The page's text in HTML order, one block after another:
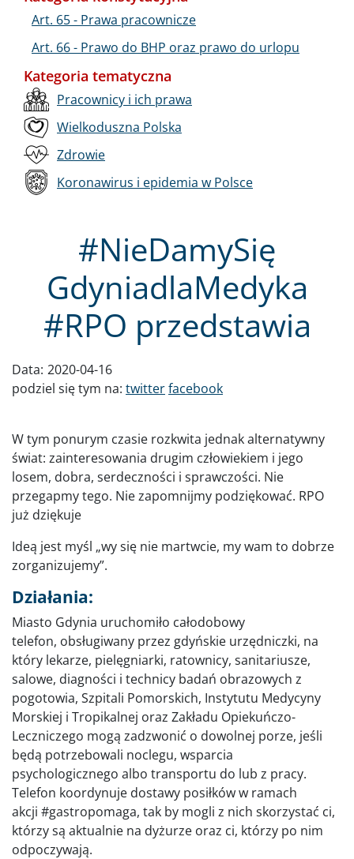
#NieDamySię
GdyniadlaMedyka
#RPO przedstawia
Data: 2020-04-16
podziel się tym na: twitterfacebook
W tym ponurym czasie rozkwita jednak alternatywny
świat: zainteresowania drugim człowiekiem i jego
losem, dobra, serdeczności i sprawczości. Nie
przegapmy tego. Nie zapomnijmy podziękować. RPO
już dziękuje
Ideą jest myśl „wy się nie martwcie, my wam to dobrze
zorganizujemy”.
Działania:
Miasto Gdynia uruchomiło całodobowy
telefon, obsługiwany przez gdyńskie urzędniczki, na
który lekarze, pielęgniarki, ratownicy, sanitariusze,
salowe, diagności i technicy badań obrazowych z
pogotowia, Szpitali Pomorskich, Instytutu Medycyny
Morskiej i Tropikalnej oraz Zakładu Opiekuńczo-
Leczniczego mogą zadzwonić o dowolnej porze, jeśli
będą potrzebowali noclegu, wsparcia
psychologicznego albo transportu do lub z pracy.
Telefon koordynuje dostawy posiłków w ramach
akcji #gastropomaga, tak by mogli z nich skorzystać ci,
którzy są aktualnie na dyżurze oraz ci, którzy po nim
odpoczywają.
Art. 65 - Prawa pracownicze
Art. 66 - Prawo do BHP oraz prawo do urlopu
Kategoria tematyczna
Pracownicy i ich prawa
Wielkoduszna Polska
Zdrowie
Koronawirus i epidemia w Polsce